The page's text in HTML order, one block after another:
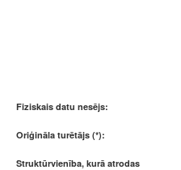
Fiziskais datu nesējs:
Oriģināla turētājs (*):
Struktūrvienība, kurā atrodas